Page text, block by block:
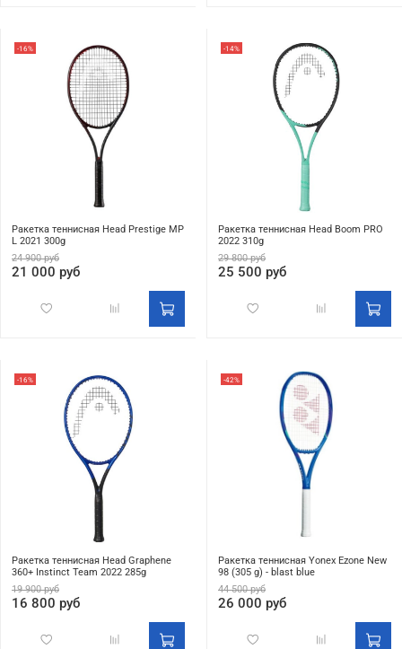
-16%
Ракетка теннисная Head Prestige MP
L 2021 300g
24 900 руб
21 000 руб
-14%
Ракетка теннисная Head Boom PRO
2022 310g
29 800 руб
25 500 руб
-16%
Ракетка теннисная Head Graphene
360+ Instinct Team 2022 285g
19 900 руб
16 800 руб
-42%
Ракетка теннисная Yonex Ezone New
98 (305 g) - blast blue
44 500 руб
26 000 руб